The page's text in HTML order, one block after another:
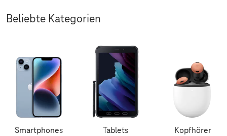
Beliebte Kategorien
Smartphones Tablets Kopfhörer